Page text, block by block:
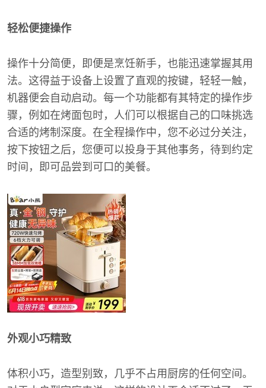
轻松便捷操作
操作十分简便，即便是烹饪新手，也能迅速掌握其用
法。这得益于设备上设置了直观的按键，轻轻一触，
机器便会自动启动。每一个功能都有其特定的操作步
骤，例如在烤面包时，人们可以根据自己的口味挑选
合适的烤制深度。在全程操作中，您不必过分关注，
按下按钮之后，您便可以投身于其他事务，待到约定
时间，即可品尝到可口的美餐。
外观小巧精致
体积小巧，造型别致，几乎不占用厨房的任何空间。